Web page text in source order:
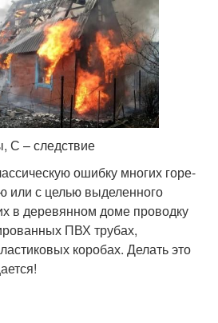
С – следствие
ошибку многих горе-
или с целью выделенного
в деревянном доме проводку
ПВХ трубах,
коробах. Делать это